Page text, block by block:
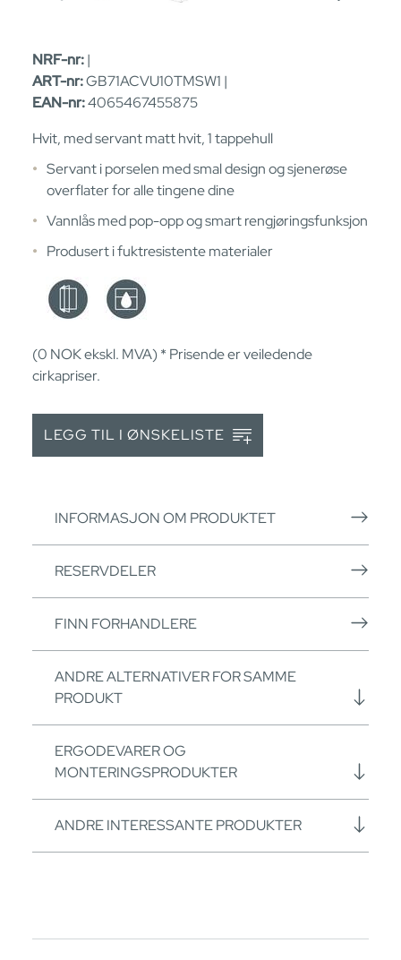
NRF-nr:|
ART-nr:GB71ACVU10TMSW1 |
EAN-nr:4065467455875
Hvit, med servant matt hvit, 1 tappehull
Servant i porselen med smal design og sjenerøse
overflater for alle tingene dine
Vannlås med pop-opp og smart rengjøringsfunksjon
Produsert i fuktresistente materialer
(0 NOKekskl. MVA) * Prisende er veiledende
cirkapriser.
LEGG TIL I ØNSKELISTE
INFORMASJON OM PRODUKTET
RESERVDELER
FINN FORHANDLERE
ANDRE ALTERNATIVER FOR SAMME
PRODUKT
ERGODEVARER OG
MONTERINGSPRODUKTER
ANDRE INTERESSANTE PRODUKTER